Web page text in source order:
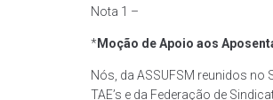
Nota 1 –
*Moção de Apoio aos
Nós, da ASSUFSM reunidos
TAE’s e da Federação de